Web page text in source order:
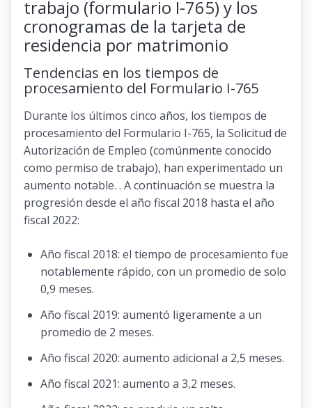
trabajo (formulario I-765) y los
cronogramas de la tarjeta de
residencia por matrimonio
Tendencias en los tiempos de
procesamiento del Formulario I-765
Durante los últimos cinco años, los tiempos de
procesamiento del Formulario I-765, la Solicitud de
Autorización de Empleo (comúnmente conocido
como permiso de trabajo), han experimentado un
aumento notable. . A continuación se muestra la
progresión desde el año fiscal 2018 hasta el año
fiscal 2022:
Año fiscal 2018: el tiempo de procesamiento fue
notablemente rápido, con un promedio de solo
0,9 meses.
Año fiscal 2019: aumentó ligeramente a un
promedio de 2 meses.
Año fiscal 2020: aumento adicional a 2,5 meses.
Año fiscal 2021: aumento a 3,2 meses.